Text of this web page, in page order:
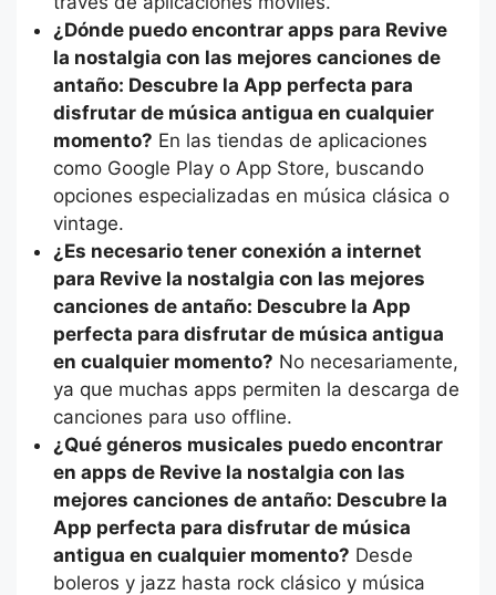
¿Dónde puedo encontrar apps para Revive
la nostalgia con las mejores canciones de
antaño: Descubre la App perfecta para
disfrutar de música antigua en cualquier
momento? En las tiendas de aplicaciones
como Google Play o App Store, buscando
opciones especializadas en música clásica o
vintage.
¿Es necesario tener conexión a internet
para Revive la nostalgia con las mejores
canciones de antaño: Descubre la App
perfecta para disfrutar de música antigua
en cualquier momento? No necesariamente,
ya que muchas apps permiten la descarga de
canciones para uso offline.
¿Qué géneros musicales puedo encontrar
en apps de Revive la nostalgia con las
mejores canciones de antaño: Descubre la
App perfecta para disfrutar de música
antigua en cualquier momento? Desde
boleros y jazz hasta rock clásico y música